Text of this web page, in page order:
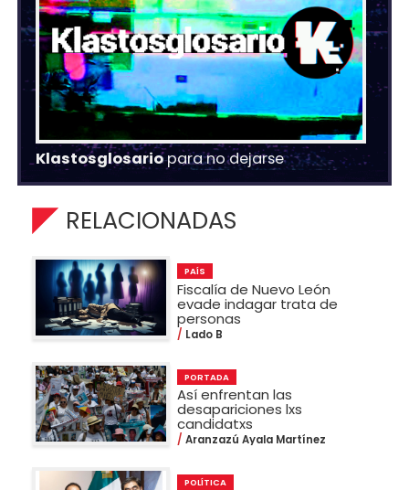
Klastosglosariopara no dejarse
RELACIONADAS
PAÍS
Fiscalía de Nuevo León
evade indagar trata de
personas
Lado B
PORTADA
Así enfrentan las
desapariciones lxs
candidatxs
Aranzazú Ayala Martínez
POLÍTICA